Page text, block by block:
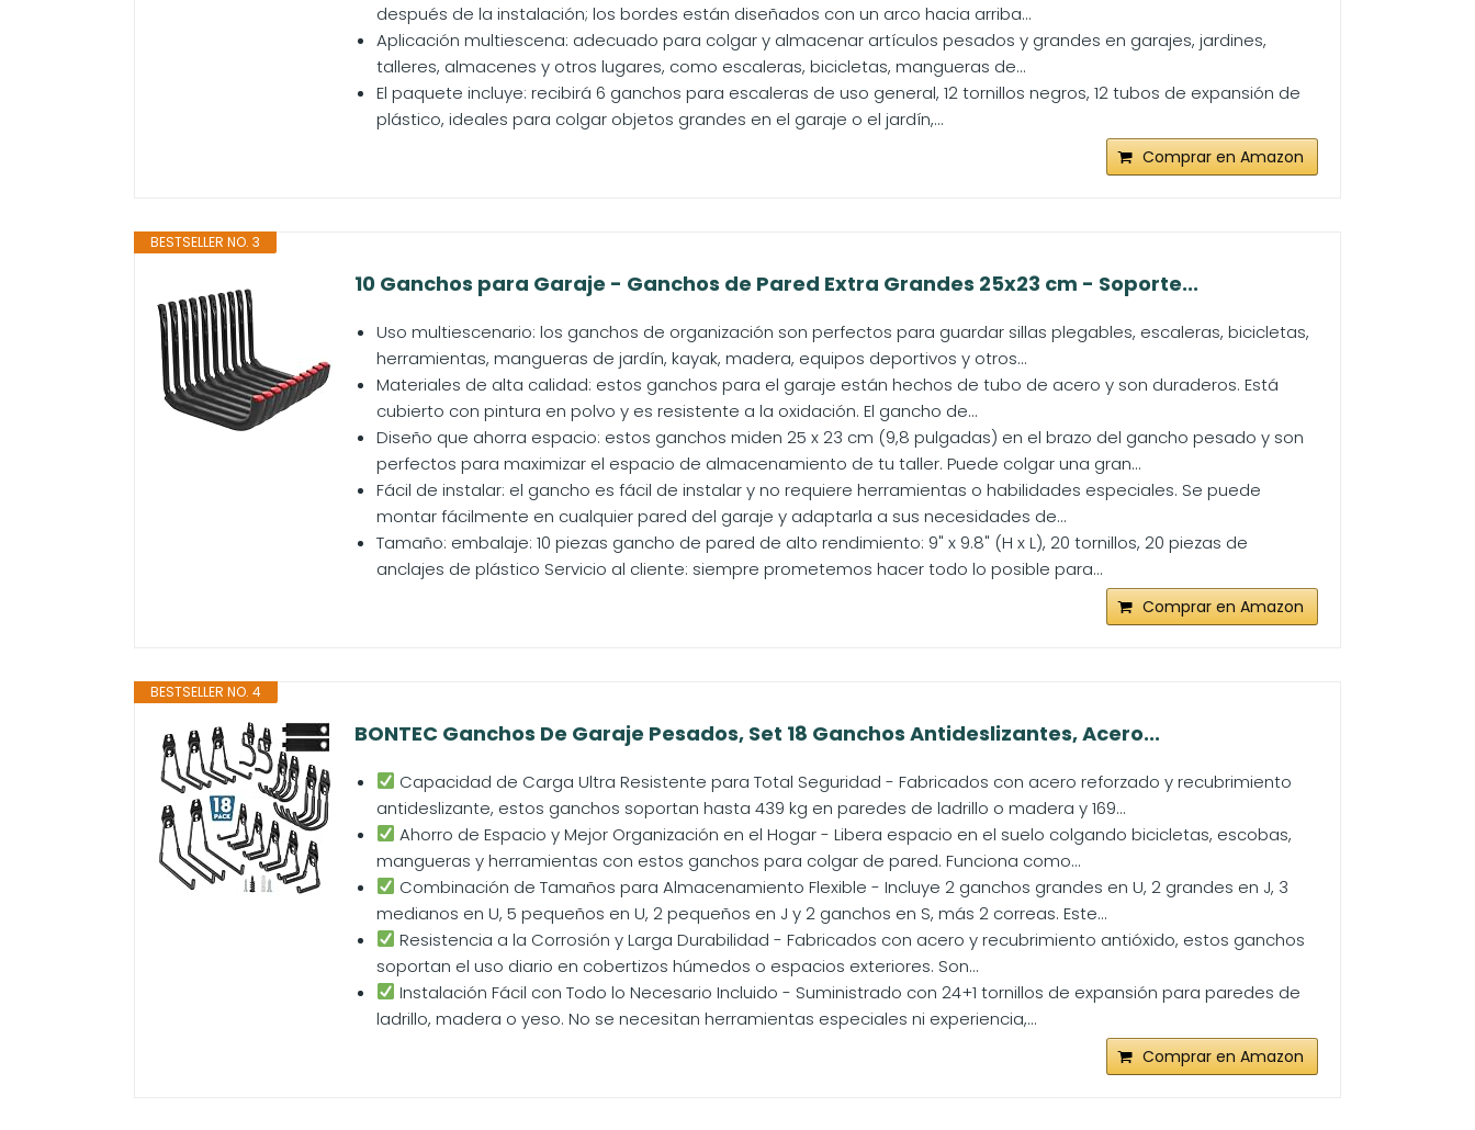
después de la instalación; los bordes están diseñados con un arco hacia arriba...
Aplicación multiescena: adecuado para colgar y almacenar artículos pesados ​​y grandes en garajes, jardines,
talleres, almacenes y otros lugares, como escaleras, bicicletas, mangueras de...
El paquete incluye: recibirá 6 ganchos para escaleras de uso general, 12 tornillos negros, 12 tubos de expansión de
plástico, ideales para colgar objetos grandes en el garaje o el jardín,...
Comprar en Amazon
BESTSELLER NO. 3
10 Ganchos para Garaje - Ganchos de Pared Extra Grandes 25x23 cm - Soporte...
Uso multiescenario: los ganchos de organización son perfectos para guardar sillas plegables, escaleras, bicicletas,
herramientas, mangueras de jardín, kayak, madera, equipos deportivos y otros...
Materiales de alta calidad: estos ganchos para el garaje están hechos de tubo de acero y son duraderos. Está
cubierto con pintura en polvo y es resistente a la oxidación. El gancho de...
Diseño que ahorra espacio: estos ganchos miden 25 x 23 cm (9,8 pulgadas) en el brazo del gancho pesado y son
perfectos para maximizar el espacio de almacenamiento de tu taller. Puede colgar una gran...
Fácil de instalar: el gancho es fácil de instalar y no requiere herramientas o habilidades especiales. Se puede
montar fácilmente en cualquier pared del garaje y adaptarla a sus necesidades de...
Tamaño: embalaje: 10 piezas gancho de pared de alto rendimiento: 9" x 9.8" (H x L), 20 tornillos, 20 piezas de
anclajes de plástico Servicio al cliente: siempre prometemos hacer todo lo posible para...
Comprar en Amazon
BESTSELLER NO. 4
BONTEC Ganchos De Garaje Pesados, Set 18 Ganchos Antideslizantes, Acero...
Capacidad de Carga Ultra Resistente para Total Seguridad - Fabricados con acero reforzado y recubrimiento
antideslizante, estos ganchos soportan hasta 439 kg en paredes de ladrillo o madera y 169...
Ahorro de Espacio y Mejor Organización en el Hogar - Libera espacio en el suelo colgando bicicletas, escobas,
mangueras y herramientas con estos ganchos para colgar de pared. Funciona como...
Combinación de Tamaños para Almacenamiento Flexible - Incluye 2 ganchos grandes en U, 2 grandes en J, 3
medianos en U, 5 pequeños en U, 2 pequeños en J y 2 ganchos en S, más 2 correas. Este...
Resistencia a la Corrosión y Larga Durabilidad - Fabricados con acero y recubrimiento antióxido, estos ganchos
soportan el uso diario en cobertizos húmedos o espacios exteriores. Son...
Instalación Fácil con Todo lo Necesario Incluido - Suministrado con 24+1 tornillos de expansión para paredes de
ladrillo, madera o yeso. No se necesitan herramientas especiales ni experiencia,...
Comprar en Amazon